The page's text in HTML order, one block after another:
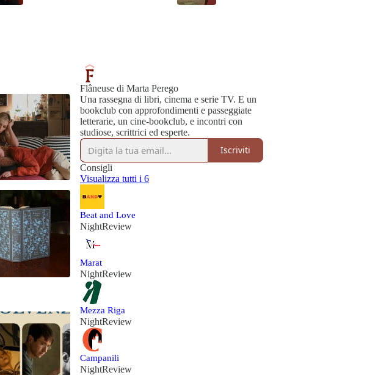
Flâneuse di Marta Perego
Una rassegna di libri, cinema e serie TV. E un
bookclub con approfondimenti e passeggiate
letterarie, un cine-bookclub, e incontri con
studiose, scrittrici ed esperte.
Iscriviti
Consigli
Visualizza tutti i 6
Beat and Love
NightReview
Marat
NightReview
Mezza Riga
NightReview
Campanili
NightReview